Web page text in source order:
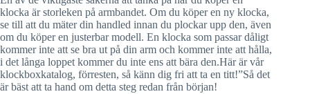
klocka är storleken på armbandet. Om du köper en ny klocka,
se till att du mäter din handled innan du plockar upp den, även
om du köper en justerbar modell. En klocka som passar dåligt
kommer inte att se bra ut på din arm och kommer inte att hålla,
i det långa loppet kommer du inte ens att bära den.Här är vår
klockboxkatalog, förresten, så känn dig fri att ta en titt!”Så det
är bäst att ta hand om detta steg redan från början!